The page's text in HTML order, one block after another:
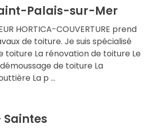
Palais-sur-Mer
HORTICA-COUVERTURE prend
de toiture. Je suis spécialisé
toiture La rénovation de toiture Le
de toiture La
La p ...
Saintes